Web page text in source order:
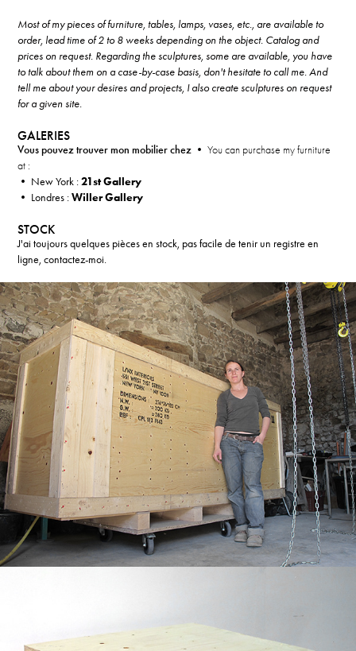
Most of my pieces of furniture, tables, lamps, vases, etc., are available to
order, lead time of 2 to 8 weeks depending on the object. Catalog and
prices on request. Regarding the sculptures, some are available, you have
to talk about them on a case-by-case basis, don't hesitate to call me.And
tell me about your desires and projects, I also create sculptures on request
for a given site.
GALERIES
Vous pouvez trouver mon mobilier chez • You can purchase my furniture
at :
• New York :21st Gallery
• Londres :Willer Gallery
STOCK
J'ai toujours quelques pièces en stock, pas facile de tenir un registre en
ligne, contactez-moi.